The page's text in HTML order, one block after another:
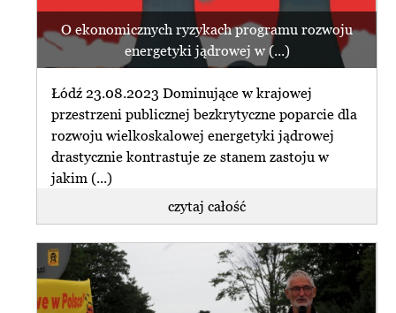
O ekonomicznych ryzykach programu rozwoju
energetyki jądrowej w (...)
Łódź 23.08.2023 Dominujące w krajowej
przestrzeni publicznej bezkrytyczne poparcie dla
rozwoju wielkoskalowej energetyki jądrowej
drastycznie kontrastuje ze stanem zastoju w
jakim (...)
czytaj całość